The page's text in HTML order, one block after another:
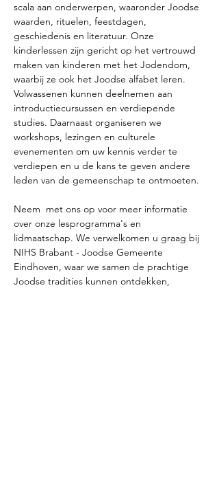
scala aan onderwerpen, waaronder Joodse
waarden, rituelen, feestdagen,
geschiedenis en literatuur. Onze
kinderlessen zijn gericht op het vertrouwd
maken van kinderen met het Jodendom,
waarbij ze ook het Joodse alfabet leren.
Volwassenen kunnen deelnemen aan
introductiecursussen en verdiepende
studies. Daarnaast organiseren we
workshops, lezingen en culturele
evenementen om uw kennis verder te
verdiepen en u de kans te geven andere
leden van de gemeenschap te ontmoeten.
Neem met ons op voor meer informatie
over onze lesprogramma's en
lidmaatschap. We verwelkomen u graag bij
NIHS Brabant - Joodse Gemeente
Eindhoven, waar we samen de prachtige
Joodse tradities kunnen ontdekken,